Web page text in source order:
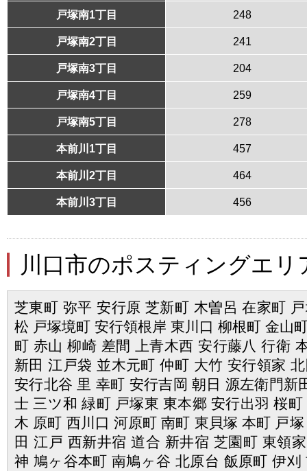
戸塚南1丁目 248
戸塚南2丁目 241
戸塚南3丁目 204
戸塚南4丁目 259
戸塚南5丁目 278
本前川1丁目 457
本前川2丁目 464
本前川3丁目 456
川口市のポスティングエリ
芝東町 弥平 安行原 芝新町 木曽呂 在家町
松 戸塚境町 安行領根岸 東川口 柳根町 金山
町 赤山 柳崎 差間 上青木西 安行藤八 行衛
新田 江戸袋 並木元町 仲町 大竹 安行領家
安行北谷 里 幸町 安行吉岡 朝日 源左衛門新
士 三ツ和 緑町 戸塚東 東本郷 安行出羽 桜
木 原町 西川口 河原町 南町 東貝塚 本町 戸
田 江戸 西新井宿 道合 新井宿 芝園町 東領
神 鳩ヶ谷本町 南鳩ヶ谷 北原台 飯原町 伊